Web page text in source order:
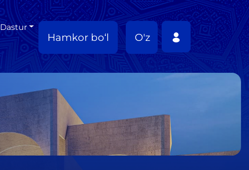
Dastur
Hamkor bo‘l O'z